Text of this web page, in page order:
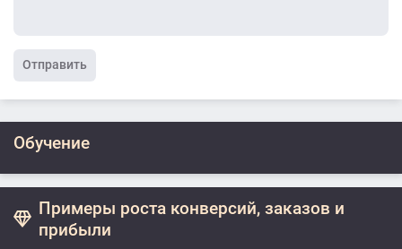
Отправить
Обучение
Примеры роста конверсий, заказов и
прибыли